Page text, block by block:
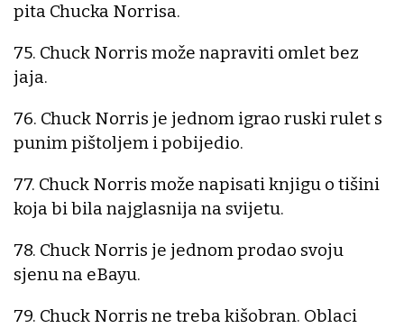
pita Chucka Norrisa.
75. Chuck Norris može napraviti omlet bez
jaja.
76. Chuck Norris je jednom igrao ruski rulet s
punim pištoljem i pobijedio.
77. Chuck Norris može napisati knjigu o tišini
koja bi bila najglasnija na svijetu.
78. Chuck Norris je jednom prodao svoju
sjenu na eBayu.
79. Chuck Norris ne treba kišobran. Oblaci